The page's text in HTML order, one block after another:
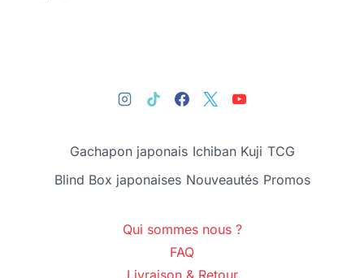
Gachapon japonais Ichiban Kuji TCG
Blind Box japonaises Nouveautés Promos
Qui sommes nous ?
FAQ